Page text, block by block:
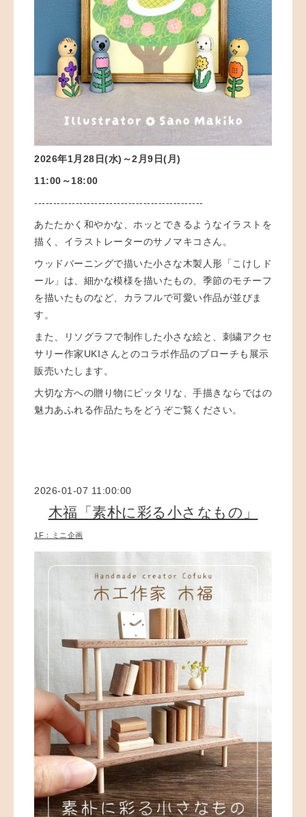
2026年1月28日(水)～2月9日(月 )
11:00～18:00
---------------------------------------------
あたたかく和やかな、ホッとできるようなイラストを
描く、イラストレーターのサノマキコさん。
ウッドバーニングで描いた小さな木製人形「こけしド
ール」は、細かな模様を描いたもの、季節のモチーフ
を描いたものなど、 カラフルで可愛い作品が並びま
す。
また、リソグラフで制作した小さな絵と、刺繍アクセ
サリー作家UKIさんとのコラボ作品のブローチも展示
販売いたします。
大切な方への贈り物にピッタリな、手描きならではの
魅力あふれる作品たちをどうぞご覧ください。
2026-01-07 11:00:00
木福「素朴に彩る小さなもの」
1F：ミニ企画